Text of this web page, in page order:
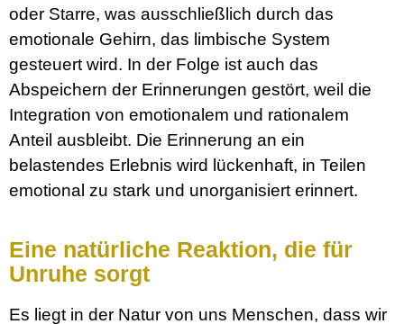
oder Starre, was ausschließlich durch das
emotionale Gehirn, das limbische System
gesteuert wird. In der Folge ist auch das
Abspeichern der Erinnerungen gestört, weil die
Integration von emotionalem und rationalem
Anteil ausbleibt. Die Erinnerung an ein
belastendes Erlebnis wird lückenhaft, in Teilen
emotional zu stark und unorganisiert erinnert.
Eine natürliche Reaktion, die für
Unruhe sorgt
Es liegt in der Natur von uns Menschen, dass wir